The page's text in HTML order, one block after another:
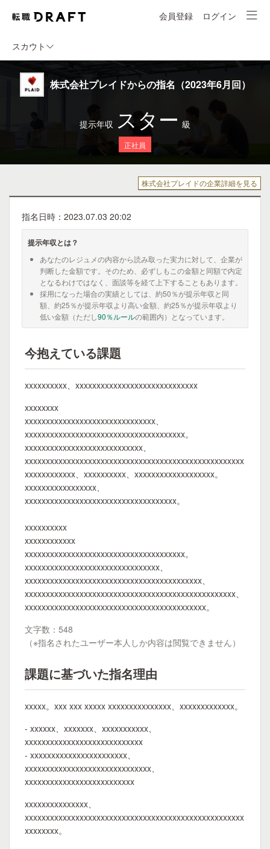
会員登録 ログイン
スカウト
株式会社プレイドからの指名（2023年6月回）
提示年収 スター 級
正社員
株式会社プレイドの企業詳細を見る
指名日時：2023.07.03 20:02
提示年収とは？
あなたのレジュメの内容から読み取った実力に対して、企業が
判断した金額です。そのため、必ずしもこの金額と同額で内定
となるわけではなく、面談等を経て上下することもあります。
採用になった場合の実績としては、約50％が提示年収と同
額、約25％が提示年収より高い金額、約25％が提示年収より
低い金額（ただし90％ルールの範囲内）となっています。
今抱えている課題
xxxxxxxxxx、xxxxxxxxxxxxxxxxxxxxxxxxxxxxx
xxxxxxxx
xxxxxxxxxxxxxxxxxxxxxxxxxxxxxxx、
xxxxxxxxxxxxxxxxxxxxxxxxxxxxxxxxxxxxxx。
xxxxxxxxxxxxxxxxxxxxxxxxxxxx、
xxxxxxxxxxxxxxxxxxxxxxxxxxxxxxxxxxxxxxxxxxxxxxxxxxxx
xxxxxxxxxxxx、xxxxxxxxxx、xxxxxxxxxxxxxxxxxxx。
xxxxxxxxxxxxxxxxx、
xxxxxxxxxxxxxxxxxxxxxxxxxxxxxxxxxxxx。
xxxxxxxxxx
xxxxxxxxxxxx
xxxxxxxxxxxxxxxxxxxxxxxxxxxxxxxxxxxxxx。
xxxxxxxxxxxxxxxxxxxxxxxxxxxxxxxx、
xxxxxxxxxxxxxxxxxxxxxxxxxxxxxxxxxxxxxxxxxx、
xxxxxxxxxxxxxxxxxxxxxxxxxxxxxxxxxxxxxxxxxxxxxxxxxx、
xxxxxxxxxxxxxxxxxxxxxxxxxxxxxxxxxxxxxxxxxxx。
文字数：548
（※指名されたユーザー本人しか内容は閲覧できません）
課題に基づいた指名理由
xxxxx。xxx xxx xxxxx xxxxxxxxxxxxxxx、xxxxxxxxxxxxx。
- xxxxxx、xxxxxxx、xxxxxxxxxxx、
xxxxxxxxxxxxxxxxxxxxxxxxxxxx
- xxxxxxxxxxxxxxxxxxxxxxx、
xxxxxxxxxxxxxxxxxxxxxxxxxxxxxx、
xxxxxxxxxxxxxxxxxxxxxxxxxx
xxxxxxxxxxxxxxx、
xxxxxxxxxxxxxxxxxxxxxxxxxxxxxxxxxxxxxxxxxxxxxxxxxxxx
xxxxxxxx。